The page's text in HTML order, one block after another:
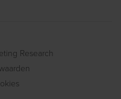
Research